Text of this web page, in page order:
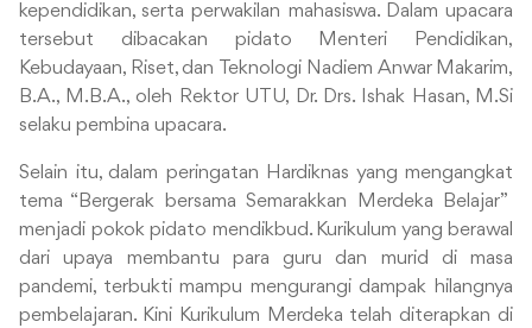
kependidikan, serta perwakilan mahasiswa. Dalam upacara
tersebut dibacakan pidato Menteri Pendidikan,
Kebudayaan, Riset, dan Teknologi Nadiem Anwar Makarim,
B.A., M.B.A., oleh Rektor UTU, Dr. Drs. Ishak Hasan, M.Si
selaku pembina upacara.
Selain itu, dalam peringatan Hardiknas yang mengangkat
tema “Bergerak bersama Semarakkan Merdeka Belajar”
menjadi pokok pidato mendikbud. Kurikulum yang berawal
dari upaya membantu para guru dan murid di masa
pandemi, terbukti mampu mengurangi dampak hilangnya
pembelajaran. Kini Kurikulum Merdeka telah diterapkan di